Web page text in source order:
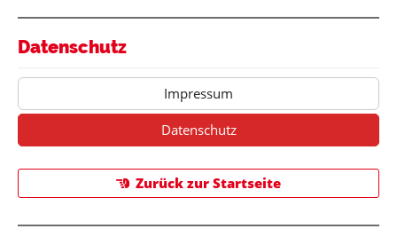
Datenschutz
Impressum
Datenschutz
Zurück zur Startseite